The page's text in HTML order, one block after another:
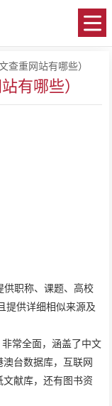
查重网站有哪些）
有哪些）
职称、课题、高校
提供详细相似来源及
常全面，涵盖了中文
台数据库，互联网
献库，还有图书资